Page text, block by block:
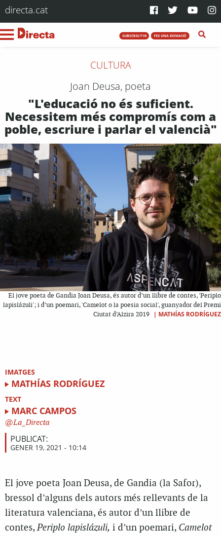
directa.cat
SUBSCRIU-T'HI FES UNA DONACIÓ
CULTURA
Joan Deusa, poeta
"L'educació no és suficient.
Necessitem més compromís com a
poble, escriure i parlar el valencià"
El jove poeta de Gandia Joan Deusa, és autor d’un llibre de contes, 'Periplo
lapislázuli'; i d’un poemari, 'Camelot o la poesia social', guanyador del Premi
Ciutat d’Alzira 2019
| MATHÍAS RODRÍGUEZ
IMATGES
MATHÍAS RODRÍGUEZ
TEXT
MARC CAMPOS
La_Directa
PUBLICAT:
GENER 19, 2021 - 10:14
El jove poeta Joan Deusa, de Gandia (la Safor),
bressol d’alguns dels autors més rellevants de la
literatura valenciana, és autor d’un llibre de
contes,Periplo lapislázuli, i d’un poemari, Camelot